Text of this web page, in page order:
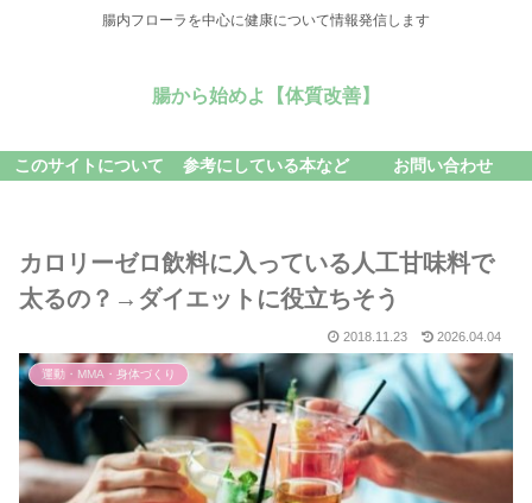
腸内フローラを中心に健康について情報発信します
腸から始めよ【体質改善】
このサイトについて 参考にしている本など お問い合わせ
カロリーゼロ飲料に入っている人工甘味料で
太るの？→ダイエットに役立ちそう
2018.11.23 2026.04.04
運動・MMA・身体づくり